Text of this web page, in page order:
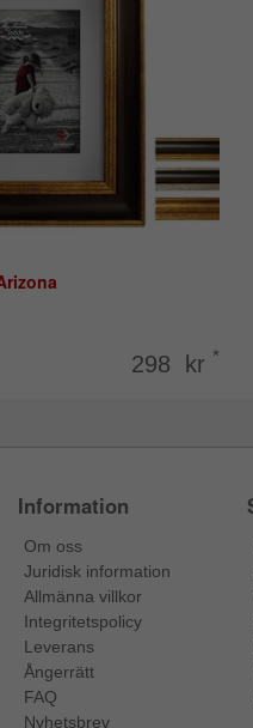
298 kr *
Information
Om oss
Juridisk information
Allmänna villkor
Integritetspolicy
Leverans
Ångerrätt
FAQ
Nyhetsbrev